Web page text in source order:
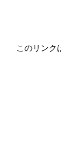
このリンク